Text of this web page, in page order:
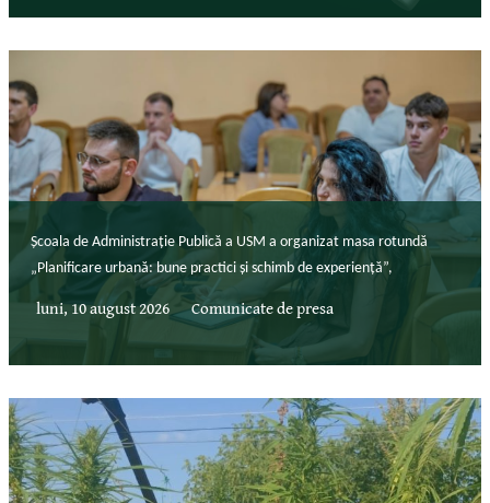
Școala de Administrație Publică a USM a organizat masa rotundă
„Planificare urbană: bune practici și schimb de experiență”,
luni, 10 august 2026 Comunicate de presa